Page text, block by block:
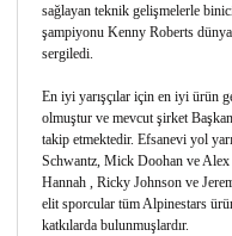
sağlayan teknik gelişmelerle
şampiyonu Kenny Roberts dünya
sergiledi.
En iyi yarışçılar için en iyi ürün
olmuştur ve mevcut şirket
takip etmektedir. Efsanevi yol
Schwantz, Mick Doohan ve Alex
Hannah , Ricky Johnson ve
elit sporcular tüm Alpinestars
katkılarda bulunmuşlardır.